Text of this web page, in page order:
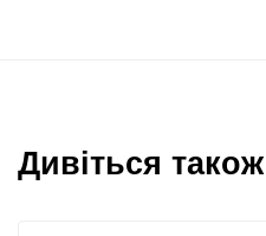
Дивіться також